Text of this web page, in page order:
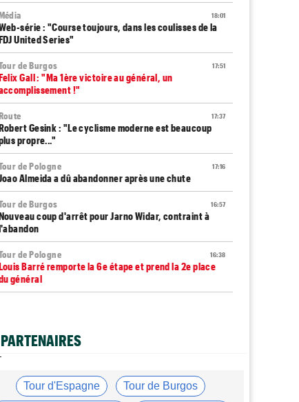
18:01
série : "Course toujours, dans les coulisses de la
United Series"
17:51
de Burgos
Gall : "Ma 1ère victoire au général, un
!"
17:37
Gesink : "Le cyclisme moderne est beaucoup
propre..."
17:16
de Pologne
Joao Almeida a dû abandonner après une chute
16:57
de Burgos
coup d'arrêt pour Jarno Widar, contraint à
16:38
de Pologne
Barré remporte la 6e étape et prend la 2e place
général
de Burgos
final !
Tour d'Espagne Tour de Burgos